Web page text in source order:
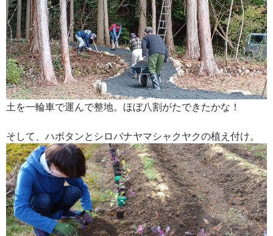
土を一輪車で運んで整地。ほぼ八割がたできたかな！
そして、ハボタンとシロバナヤマシャクヤクの植え付け。